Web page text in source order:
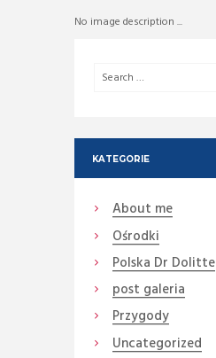
No image description ...
KATEGORIE
About me
Ośrodki
Polska Dr Dolitte
post galeria
Przygody
Uncategorized